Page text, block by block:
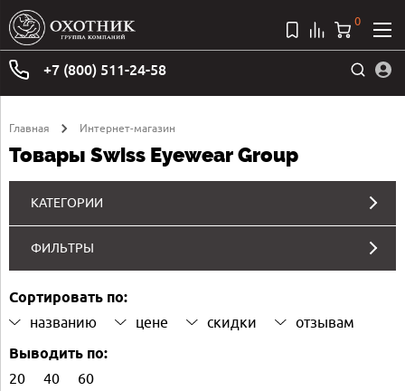
+7 (800) 511-24-58
0
Главная Интернет-магазин
Товары Swiss Eyewear Group
КАТЕГОРИИ
ФИЛЬТРЫ
Сортировать по:
названию цене скидки отзывам
Выводить по:
20 40 60